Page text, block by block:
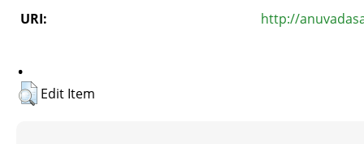
URI: http://
.
Edit Item